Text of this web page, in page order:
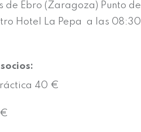
de Ebro (Zaragoza) Punto de
Hotel La Pepa a las 08:30
40 €